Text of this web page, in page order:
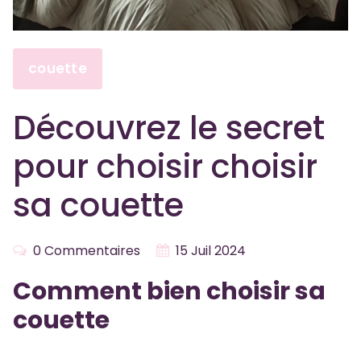
couette
Découvrez le secret
pour choisir choisir
sa couette
0 Commentaires 15 Juil 2024
Comment bien choisir sa
couette